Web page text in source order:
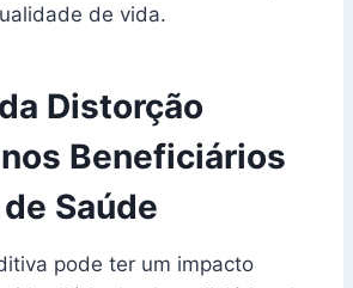
de vida.
Distorção
Beneficiários
Saúde
pode ter um impacto